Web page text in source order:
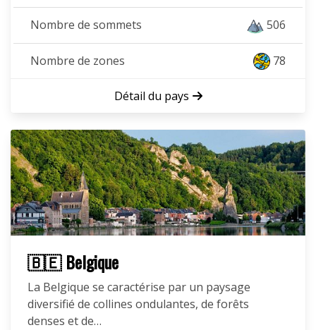
Nombre de sommets 506
Nombre de zones 78
Détail du pays
🇧🇪 Belgique
La Belgique se caractérise par un paysage
diversifié de collines ondulantes, de forêts
denses et de…